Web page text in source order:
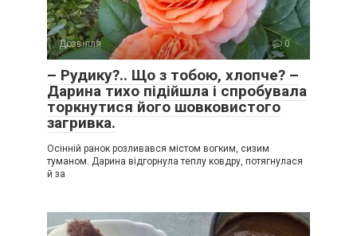
Дозвілля 0
– Рудику?.. Що з тобою, хлопче? –
Дарина тихо підійшла і спробувала
торкнутися його шовковистого
загривка.
Осінній ранок розливався містом вогким, сизим
туманом. Дарина відгорнула теплу ковдру, потягнулася
й за